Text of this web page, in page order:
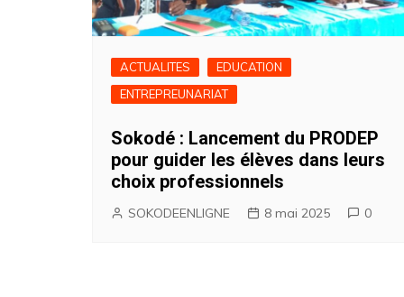
ACTUALITES
EDUCATION
ENTREPREUNARIAT
Sokodé : Lancement du PRODEP
pour guider les élèves dans leurs
choix professionnels
SOKODEENLIGNE 8 mai 2025 0